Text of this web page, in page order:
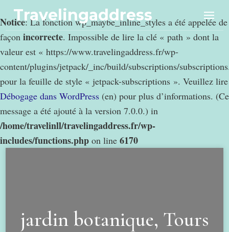
Notice: La fonction wp_maybe_inline_styles a été appelée de
façon incorrecte. Impossible de lire la clé « path » dont la
valeur est « https://www.travelingaddress.fr/wp-
content/plugins/jetpack/_inc/build/subscriptions/
pour la feuille de style « jetpack-subscriptions ». Veuillez lire
Débogage dans WordPress (en) pour plus d’informations. (Ce
message a été ajouté à la version 7.0.0.) in
/home/travelinll/travelingaddress.fr/wp-
includes/functions.php on line 6170
Travelingaddress
jardin botanique, Tours